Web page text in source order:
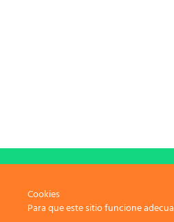
Cookies
Para que este sitio funcione